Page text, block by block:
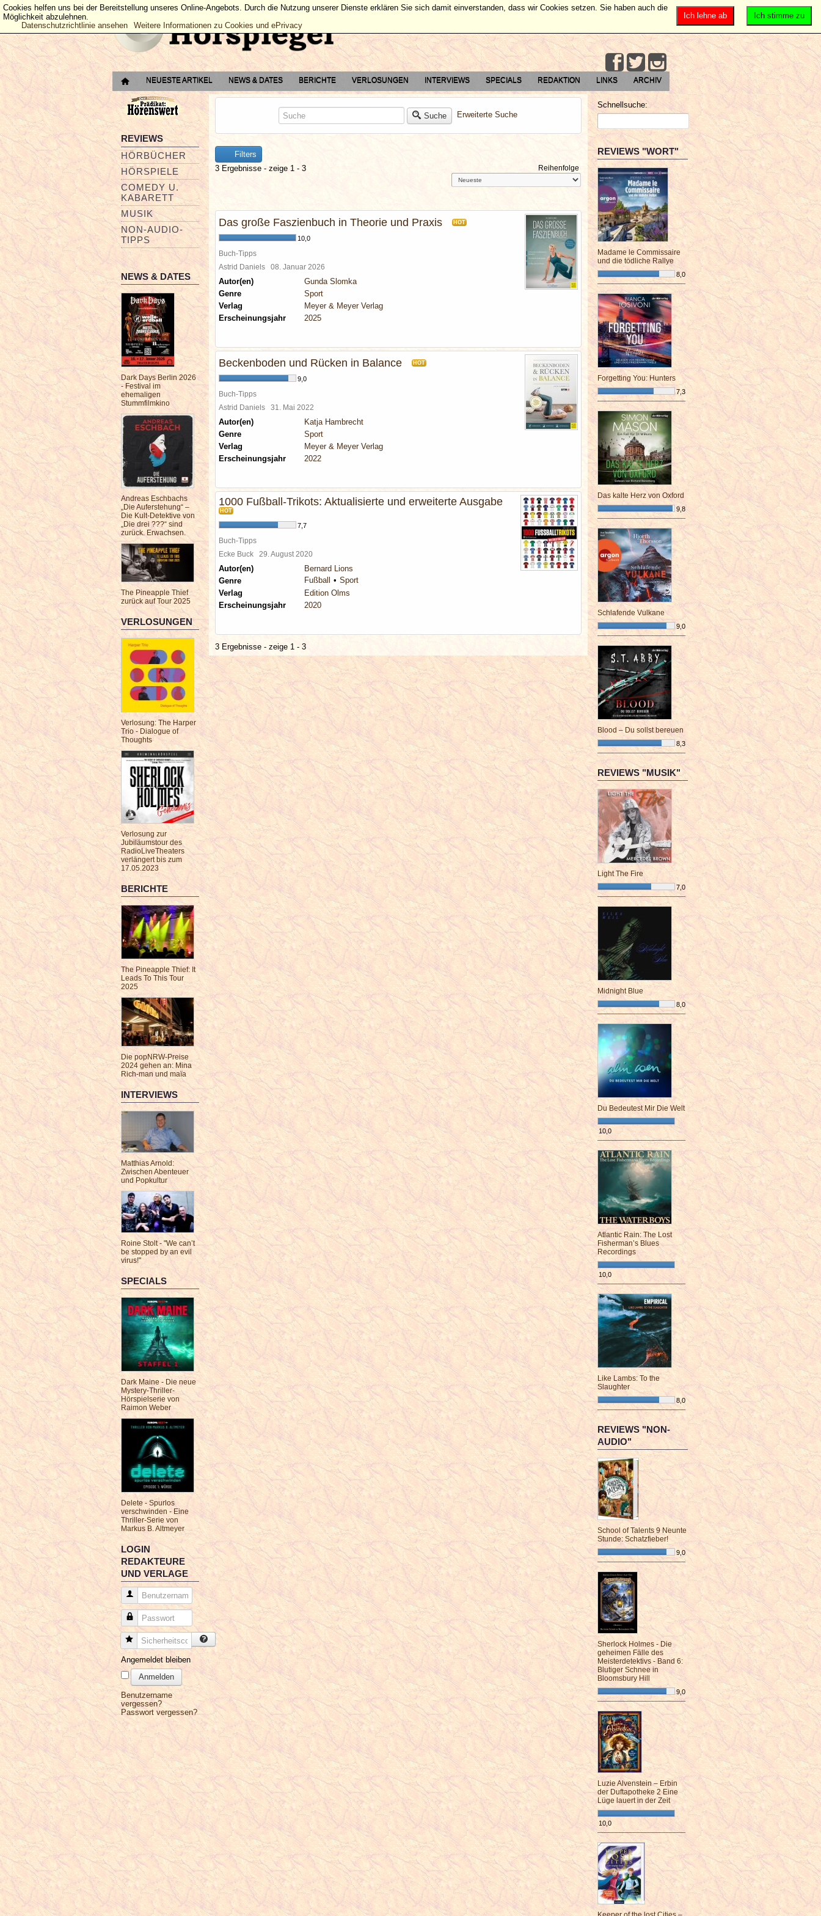
NEUESTE ARTIKEL NEWS & DATES BERICHTE VERLOSUNGEN INTERVIEWS SPECIALS REDAKTION LINKS ARCHIV
REVIEWS
HÖRBÜCHER
HÖRSPIELE
COMEDY U.
KABARETT
MUSIK
NON-AUDIO-
TIPPS
NEWS & DATES
Dark Days Berlin 2026
- Festival im
ehemaligen
Stummfilmkino
Andreas Eschbachs
„Die Auferstehung“ –
Die Kult-Detektive von
„Die drei ???“ sind
zurück. Erwachsen.
The Pineapple Thief
zurück auf Tour 2025
VERLOSUNGEN
Verlosung: The Harper
Trio - Dialogue of
Thoughts
Verlosung zur
Jubiläumstour des
RadioLiveTheaters
verlängert bis zum
17.05.2023
BERICHTE
The Pineapple Thief: It
Leads To This Tour
2025
Die popNRW-Preise
2024 gehen an: Mina
Rich-man und maïa
INTERVIEWS
Matthias Arnold:
Zwischen Abenteuer
und Popkultur
Roine Stolt - "We can’t
be stopped by an evil
virus!"
SPECIALS
Dark Maine - Die neue
Mystery-Thriller-
Hörspielserie von
Raimon Weber
Delete - Spurlos
verschwinden - Eine
Thriller-Serie von
Markus B. Altmeyer
LOGIN
REDAKTEURE
UND VERLAGE
Benutzername
Passwort
Sicherheitscode
Angemeldet bleiben
Anmelden
Benutzername
vergessen?
Passwort vergessen?
Suche Erweiterte Suche
Filters
3 Ergebnisse - zeige 1 - 3
Reihenfolge
Das große Faszienbuch in Theorie und Praxis HOT
10,0
Buch-Tipps
Astrid Daniels 08. Januar 2026
Autor(en)
Gunda Slomka
Genre
Sport
Verlag
Meyer & Meyer Verlag
Erscheinungsjahr
2025
Beckenboden und Rücken in Balance HOT
9,0
Buch-Tipps
Astrid Daniels 31. Mai 2022
Autor(en)
Katja Hambrecht
Genre
Sport
Verlag
Meyer & Meyer Verlag
Erscheinungsjahr
2022
1000 Fußball-Trikots: Aktualisierte und erweiterte Ausgabe
HOT
7,7
Buch-Tipps
Ecke Buck 29. August 2020
Autor(en)
Bernard Lions
Genre
Fußball
Sport
Verlag
Edition Olms
Erscheinungsjahr
2020
3 Ergebnisse - zeige 1 - 3
Schnellsuche:
REVIEWS "WORT"
Madame le Commissaire
und die tödliche Rallye
8,0
¯¯¯¯¯¯¯¯¯¯¯¯¯¯¯¯¯¯¯¯¯¯¯¯
Forgetting You: Hunters
7,3
¯¯¯¯¯¯¯¯¯¯¯¯¯¯¯¯¯¯¯¯¯¯¯¯
Das kalte Herz von Oxford
9,8
¯¯¯¯¯¯¯¯¯¯¯¯¯¯¯¯¯¯¯¯¯¯¯¯
Schlafende Vulkane
9,0
¯¯¯¯¯¯¯¯¯¯¯¯¯¯¯¯¯¯¯¯¯¯¯¯
Blood – Du sollst bereuen
8,3
¯¯¯¯¯¯¯¯¯¯¯¯¯¯¯¯¯¯¯¯¯¯¯¯
REVIEWS "MUSIK"
Light The Fire
7,0
¯¯¯¯¯¯¯¯¯¯¯¯¯¯¯¯¯¯¯¯¯¯¯¯
Midnight Blue
8,0
¯¯¯¯¯¯¯¯¯¯¯¯¯¯¯¯¯¯¯¯¯¯¯¯
Du Bedeutest Mir Die Welt
10,0
¯¯¯¯¯¯¯¯¯¯¯¯¯¯¯¯¯¯¯¯¯¯¯¯
Atlantic Rain: The Lost
Fisherman’s Blues
Recordings
10,0
¯¯¯¯¯¯¯¯¯¯¯¯¯¯¯¯¯¯¯¯¯¯¯¯
Like Lambs: To the
Slaughter
8,0
¯¯¯¯¯¯¯¯¯¯¯¯¯¯¯¯¯¯¯¯¯¯¯¯
REVIEWS "NON-
AUDIO"
School of Talents 9 Neunte
Stunde: Schatzfieber!
9,0
¯¯¯¯¯¯¯¯¯¯¯¯¯¯¯¯¯¯¯¯¯¯¯¯
Sherlock Holmes - Die
geheimen Fälle des
Meisterdetektivs - Band 6:
Blutiger Schnee in
Bloomsbury Hill
9,0
¯¯¯¯¯¯¯¯¯¯¯¯¯¯¯¯¯¯¯¯¯¯¯¯
Luzie Alvenstein – Erbin
der Duftapotheke 2 Eine
Lüge lauert in der Zeit
10,0
¯¯¯¯¯¯¯¯¯¯¯¯¯¯¯¯¯¯¯¯¯¯¯¯
Ich stimme zu
Ich lehne ab
Cookies helfen uns bei der Bereitstellung unseres Online-Angebots. Durch die Nutzung unserer Dienste erklären Sie sich damit einverstanden, dass wir Cookies setzen. Sie haben auch die
Möglichkeit abzulehnen.
Datenschutzrichtlinie ansehen
Weitere Informationen zu Cookies und ePrivacy